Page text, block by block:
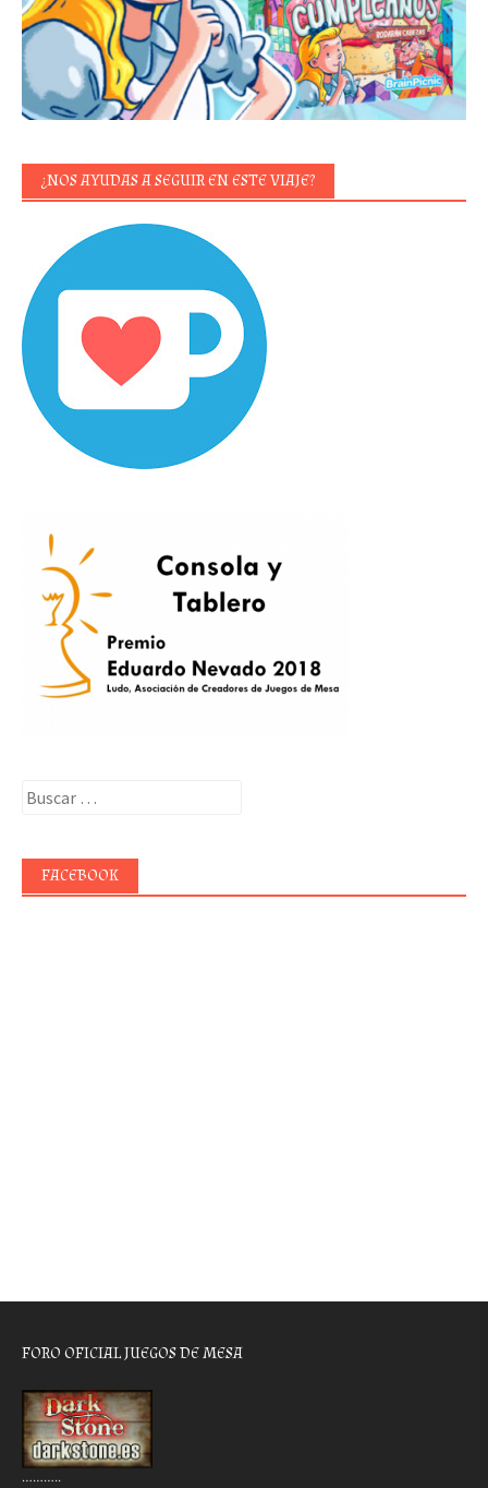
¿NOS AYUDAS A SEGUIR EN ESTE VIAJE?
Buscar:
FACEBOOK
FORO OFICIAL JUEGOS DE MESA
………..